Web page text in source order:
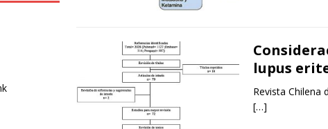
lupus
Revista Chilena
[…]